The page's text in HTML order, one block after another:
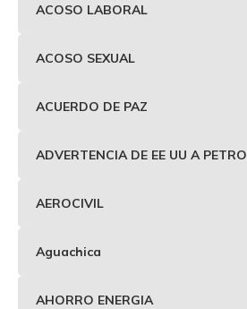
ACOSO LABORAL
ACOSO SEXUAL
ACUERDO DE PAZ
ADVERTENCIA DE EE UU A PETRO
AEROCIVIL
Aguachica
AHORRO ENERGIA